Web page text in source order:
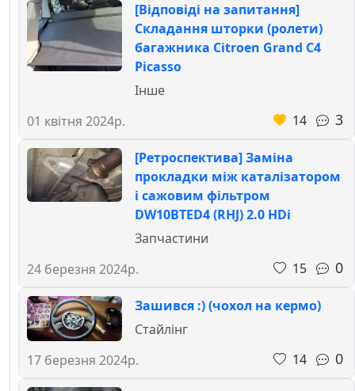
[Відповіді на запитання]
Складання шторки (ролети)
багажника Citroen Grand C4
Picasso
01 квітня 2024р.
Інше
14
3
[Ретроспектива] Заміна
прокладки між каталізатором
і сажовим фільтром
DW10BTED4 (RHJ) 2.0 HDi
24 березня 2024р.
Запчастини
15
0
Зашився :) (чохол на кермо)
17 березня 2024р.
Стайлінг
14
0